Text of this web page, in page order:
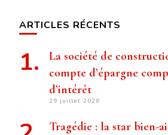
ARTICLES RÉCENTS
La société de
compte d’épargne
d’intérêt
29 juillet 2026
Tragédie : la star bien-